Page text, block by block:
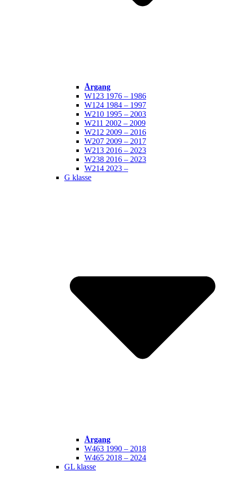
Årgang
W123 1976 – 1986
W124 1984 – 1997
W210 1995 – 2003
W211 2002 – 2009
W212 2009 – 2016
W207 2009 – 2017
W213 2016 – 2023
W238 2016 – 2023
W214 2023 –
G klasse
Årgang
W463 1990 – 2018
W465 2018 – 2024
GL klasse